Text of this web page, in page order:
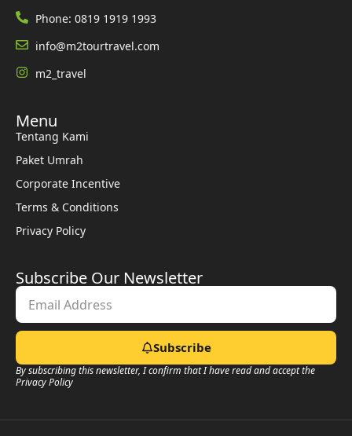
Phone: 0819 1919 1993
info@m2tourtravel.com
m2_travel
Menu
Tentang Kami
Paket Umrah
Corporate Incentive
Terms & Conditions
Privacy Policy
Subscribe Our Newsletter
Subscribe
By subscribing this newsletter, I confirm that I have read and accept the
Privacy Policy